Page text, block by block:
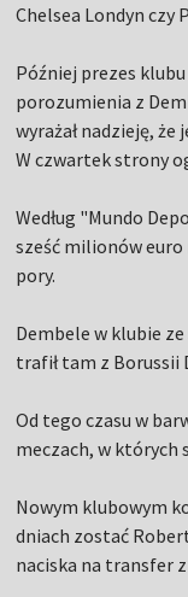
Chelsea Londyn czy
Później prezes
porozumienia z
wyrażał nadzieję,
W czwartek strony
Według "Mundo
sześć milionów
pory.
Dembele w klubie
trafił tam z Borussii
Od tego czasu w
meczach, w których
Nowym klubowym
dniach zostać
naciska na transfer